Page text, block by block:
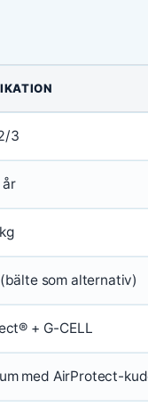
3
(bälte som alternativ)
+ G-CELL
med AirProtect-